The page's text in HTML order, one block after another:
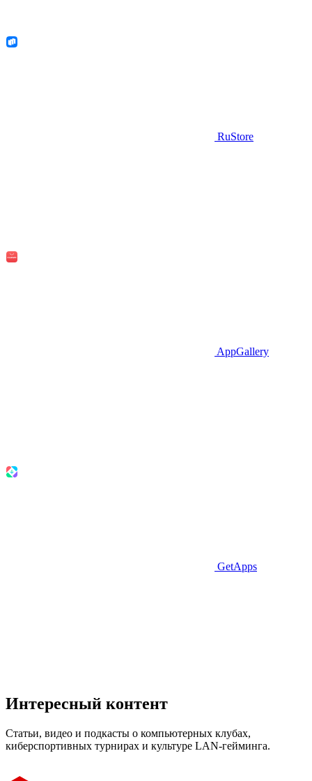
RuStore
AppGallery
GetApps
Интересный контент
Статьи, видео и подкасты о компьютерных клубах,
киберспортивных турнирах и культуре LAN-гейминга.